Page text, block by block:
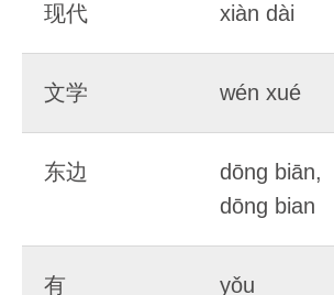
现代 xiàn dài
文学 wén xué
东边
dōng biān,
dōng bian
有 yǒu